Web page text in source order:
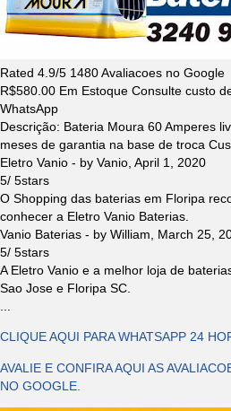
Rated 4.9/5 1480Avaliacoes no Google
R$580.00 Em Estoque Consulte custo
WhatsApp
Descrição: Bateria Moura 60 Amperes
meses de garantia na base de troca
Eletro Vanio - by Vanio April 1, 2020
5/ 5stars
O Shopping das baterias em Floripa
conhecer a Eletro Vanio Baterias.
Vanio Baterias - by William
March 25,
5/ 5stars
A Eletro Vanio e a melhor loja de
Sao Jose e Floripa SC.
CLIQUE AQUI PARA WHATSAPP 24
AVALIE E CONFIRA AQUI AS
NO GOOGLE.